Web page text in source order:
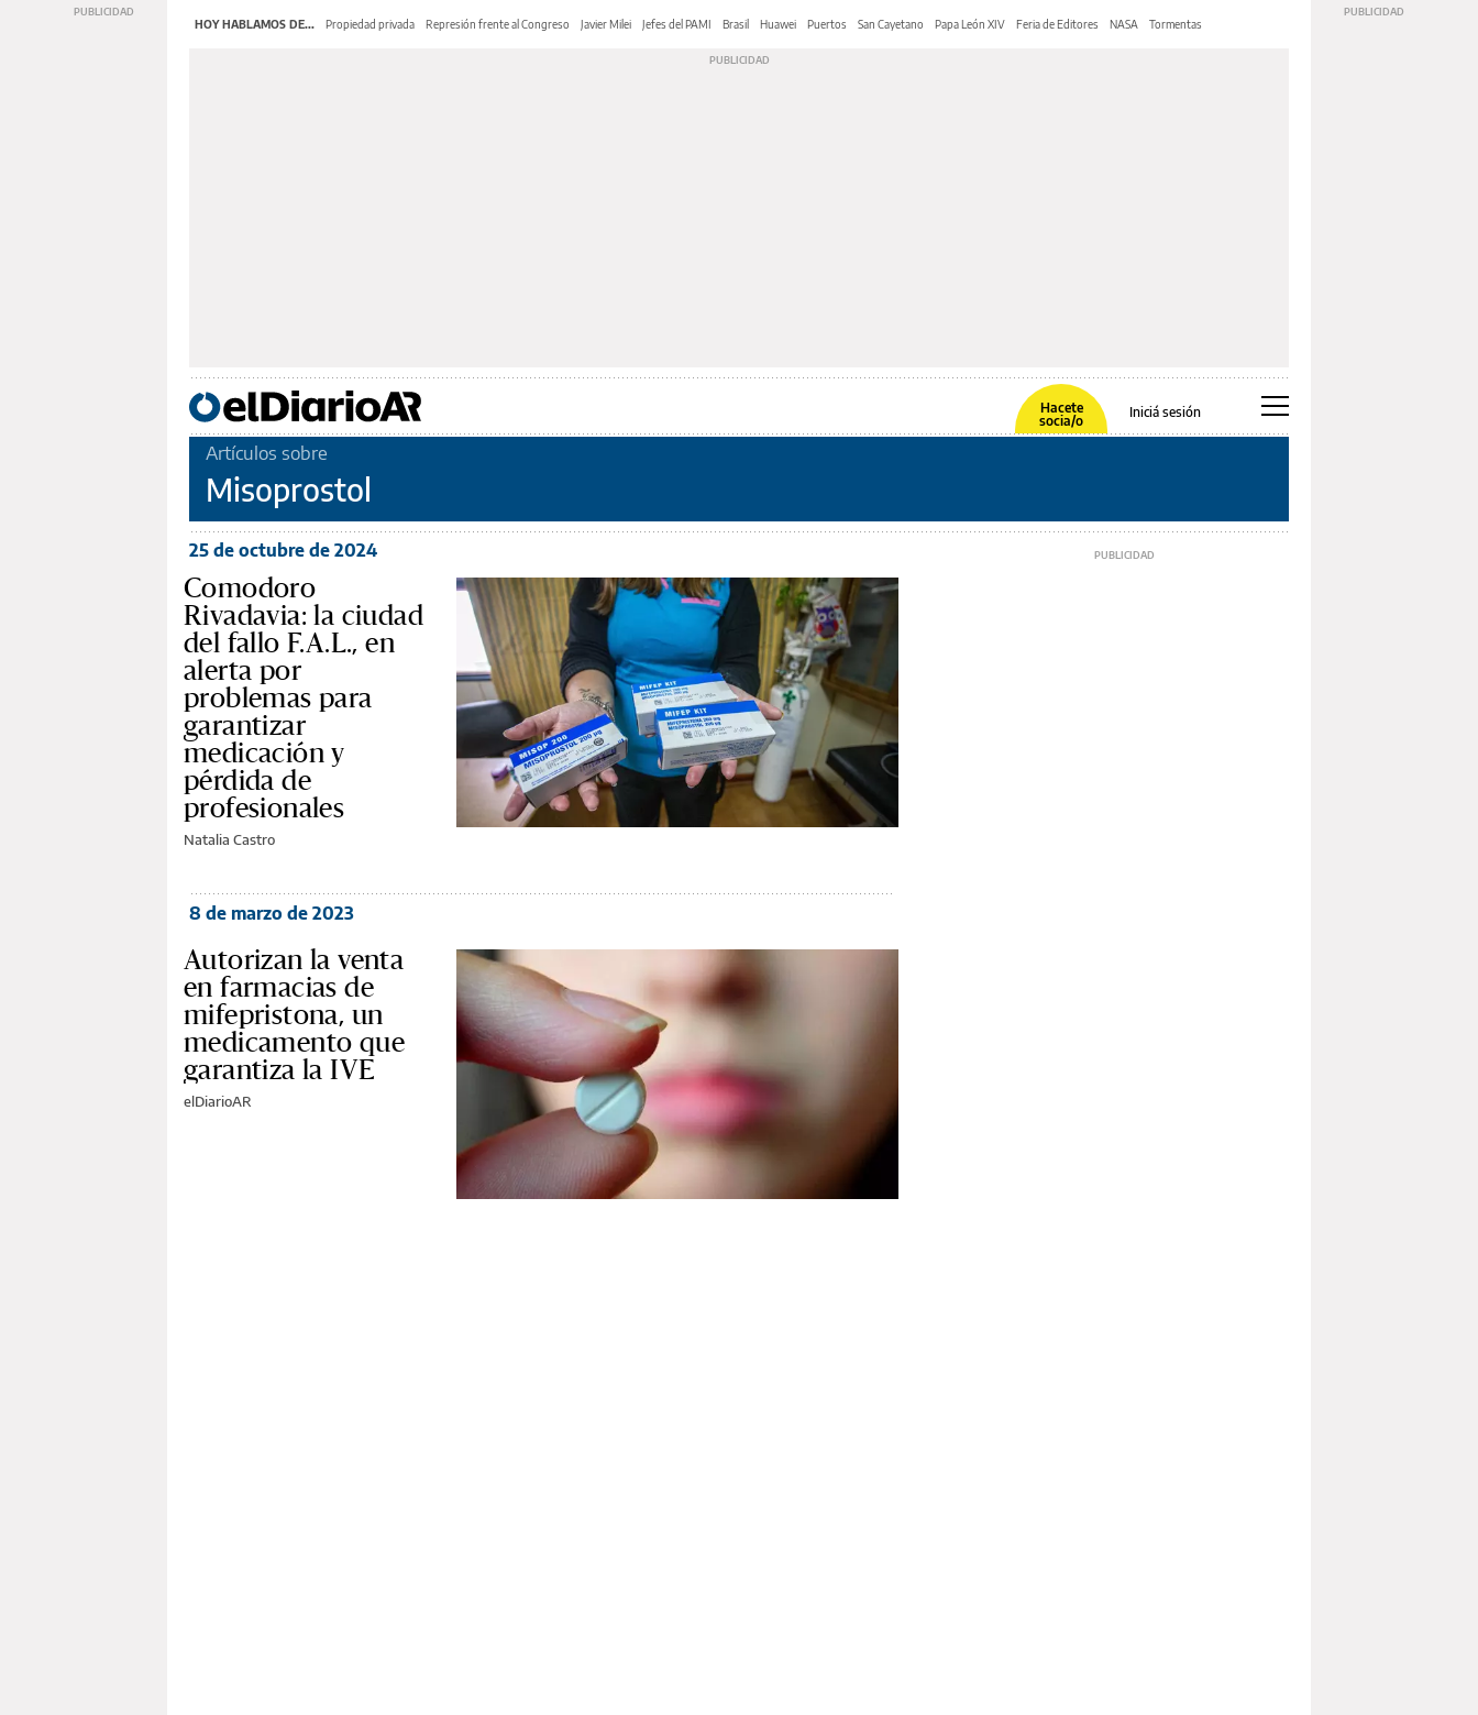
HOY HABLAMOS DE... Propiedad privada Represión frente al Congreso Javier Milei Jefes del PAMI Brasil Huawei Puertos San Cayetano Papa León XIV Feria de Editores NASA Tormentas
Hacete
socia/o
Iniciá sesión
Artículos sobre
Misoprostol
25 de octubre de 2024
Comodoro
Rivadavia: la ciudad
del fallo F.A.L., en
alerta por
problemas para
garantizar
medicación y
pérdida de
profesionales
Natalia Castro
8 de marzo de 2023
Autorizan la venta
en farmacias de
mifepristona, un
medicamento que
garantiza la IVE
elDiarioAR